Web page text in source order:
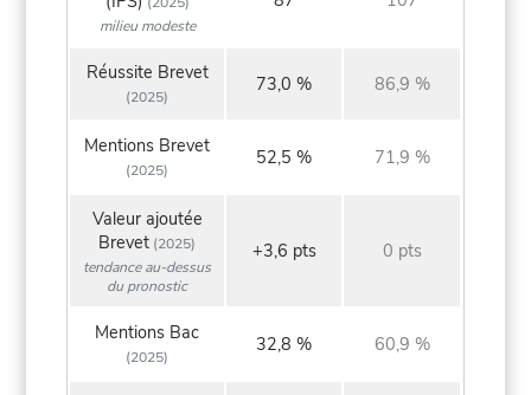
milieu modeste
Réussite Brevet
(2025)
73,0 % 86,9 %
Mentions Brevet
(2025)
52,5 % 71,9 %
Valeur ajoutée
Brevet (2025)
tendance au-dessus
du pronostic
+3,6 pts 0 pts
Mentions Bac
(2025)
32,8 % 60,9 %